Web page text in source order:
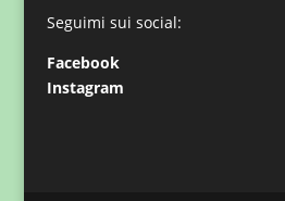
Seguimi sui social:
Facebook
Instagram